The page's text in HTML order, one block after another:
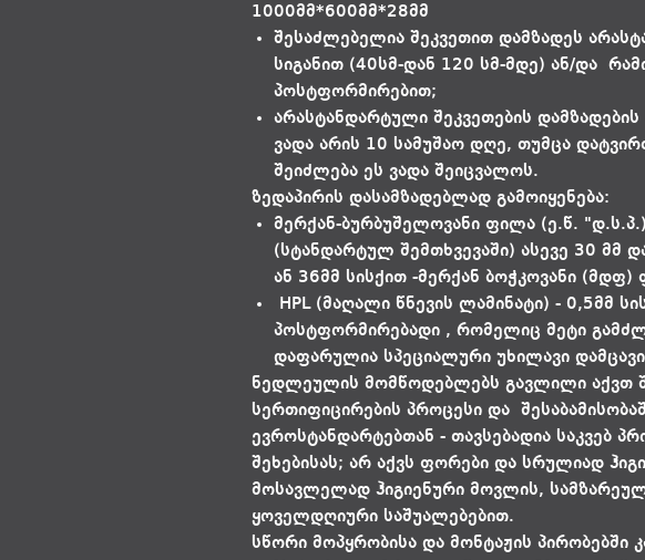
1000მმ*600მმ*28მმ
შესაძლებელია შეკვეთით დამზადეს
სიგანით (40სმ-დან 120 სმ-მდე) ან/და
პოსტფორმირებით;
არასტანდარტული შეკვეთების
ვადა არის 10 სამუშაო დღე, თუმცა
შეიძლება ეს ვადა შეიცვალოს.
ზედაპირის დასამზადებლად გამოიყენება:
მერქან-ბურბუშელოვანი ფილა (ე.წ.
(სტანდარტულ შემთხვევაში) ასევე 30 მმ
ან 36მმ სისქით -მერქან ბოჭკოვანი (მდფ)
HPL (მაღალი წნევის ლამინატი) - 0,5მმ
პოსტფორმირებადი , რომელიც მეტი
დაფარულია სპეციალური უხილავი
ნედლეულის მომწოდებლებს გავლილი აქვთ
სერთიფიცირების პროცესი და
ევროსტანდარტებთან - თავსებადია საკვებ
შეხებისას; არ აქვს ფორები და სრულიად
მოსავლელად ჰიგიენური მოვლის,
ყოველდღიური საშუალებებით.
სწორი მოპყრობისა და მონტაჟის პირობებში